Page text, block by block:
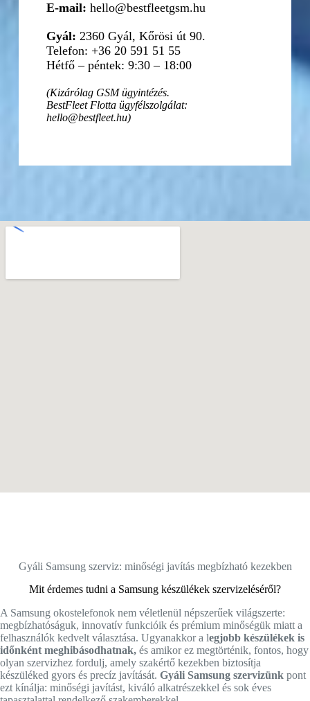
E-mail: hello@bestfleetgsm.hu
Gyál: 2360 Gyál, Kőrösi út 90.
Telefon: +36 20 591 51 55
Hétfő – péntek: 9:30 – 18:00
(Kizárólag GSM ügyintézés.
BestFleet Flotta ügyfélszolgálat:
hello@bestfleet.hu)
Gyáli Samsung szerviz: minőségi javítás megbízható kezekben
Mit érdemes tudni a Samsung készülékek szervizeléséről?
A Samsung okostelefonok nem véletlenül népszerűek világszerte:
megbízhatóságuk, innovatív funkcióik és prémium minőségük miatt a
felhasználók kedvelt választása. Ugyanakkor a legjobb készülékek is
időnként meghibásodhatnak, és amikor ez megtörténik, fontos, hogy
olyan szervizhez fordulj, amely szakértő kezekben biztosítja
készüléked gyors és precíz javítását. Gyáli Samsung szervizünk pont
ezt kínálja: minőségi javítást, kiváló alkatrészekkel és sok éves